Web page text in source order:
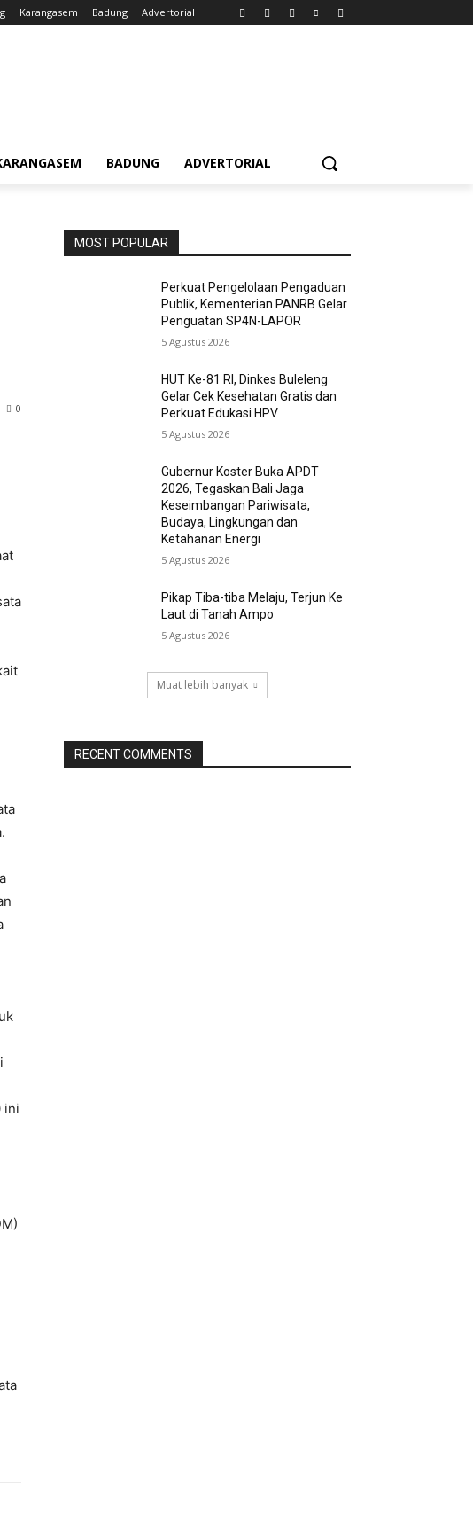
Karangasem Badung Advertorial
BADUNG ADVERTORIAL
0
ini
MOST POPULAR
Perkuat Pengelolaan Pengaduan
Publik, Kementerian PANRB Gelar
Penguatan SP4N-LAPOR
5 Agustus 2026
HUT Ke-81 RI, Dinkes Buleleng
Gelar Cek Kesehatan Gratis dan
Perkuat Edukasi HPV
5 Agustus 2026
Gubernur Koster Buka APDT
2026, Tegaskan Bali Jaga
Keseimbangan Pariwisata,
Budaya, Lingkungan dan
Ketahanan Energi
5 Agustus 2026
Pikap Tiba-tiba Melaju, Terjun Ke
Laut di Tanah Ampo
5 Agustus 2026
Muat lebih banyak
RECENT COMMENTS